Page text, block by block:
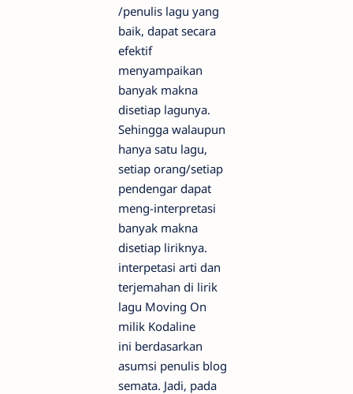
/penulis lagu yang
baik, dapat secara
efektif
menyampaikan
banyak makna
disetiap lagunya.
Sehingga walaupun
hanya satu lagu,
setiap orang/setiap
pendengar dapat
meng-interpretasi
banyak makna
disetiap liriknya.
interpetasi arti dan
terjemahan di lirik
lagu Moving On
milik Kodaline
ini berdasarkan
asumsi penulis blog
semata. Jadi, pada